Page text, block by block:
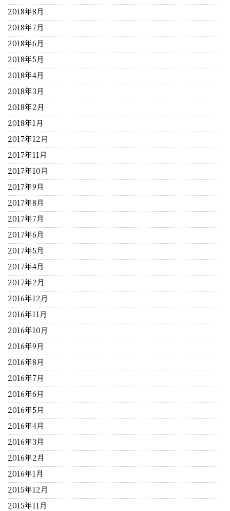
2018年8月
2018年7月
2018年6月
2018年5月
2018年4月
2018年3月
2018年2月
2018年1月
2017年12月
2017年11月
2017年10月
2017年9月
2017年8月
2017年7月
2017年6月
2017年5月
2017年4月
2017年2月
2016年12月
2016年11月
2016年10月
2016年9月
2016年8月
2016年7月
2016年6月
2016年5月
2016年4月
2016年3月
2016年2月
2016年1月
2015年12月
2015年11月